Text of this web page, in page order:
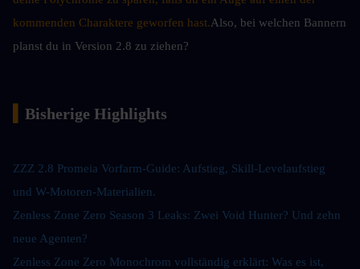
kommenden Charaktere geworfen hast.Also, bei welchen Bannern
planst du in Version 2.8 zu ziehen?
Bisherige Highlights
ZZZ 2.8 Promeia Vorfarm-Guide: Aufstieg, Skill-Levelaufstieg
und W-Motoren-Materialien.
Zenless Zone Zero Season 3 Leaks: Zwei Void Hunter? Und zehn
neue Agenten?
Zenless Zone Zero Monochrom vollständig erklärt: Was es ist,